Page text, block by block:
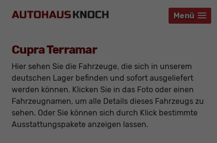
Menü
Menü
Menü
Cupra Terramar
Hier sehen Sie die Fahrzeuge, die sich in unserem
deutschen Lager befinden und sofort ausgeliefert
werden können. Klicken Sie in das Foto oder einen
Fahrzeugnamen, um alle Details dieses Fahrzeugs zu
sehen. Oder Sie können sich durch Klick bestimmte
Ausstattungspakete anzeigen lassen.